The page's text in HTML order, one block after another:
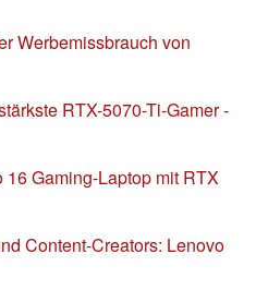
Werbemissbrauch von
RTX-5070-Ti-Gamer -
16 Gaming-Laptop mit RTX
Content-Creators: Lenovo